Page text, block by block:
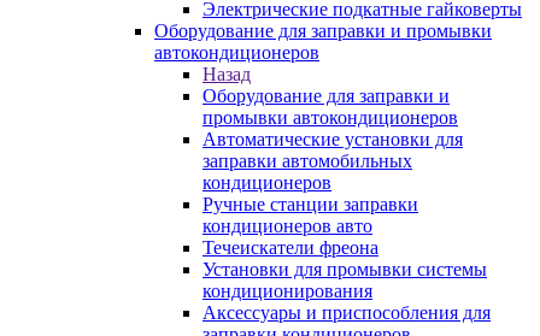
Электрические подкатные гайковерты
Оборудование для заправки и промывки
автокондиционеров
Назад
Оборудование для заправки и
промывки автокондиционеров
Автоматические установки для
заправки автомобильных
кондиционеров
Ручные станции заправки
кондиционеров авто
Течеискатели фреона
Установки для промывки системы
кондиционирования
Аксессуары и приспособления для